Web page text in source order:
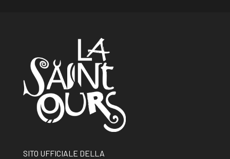
SITO UFFICIALE DELLA